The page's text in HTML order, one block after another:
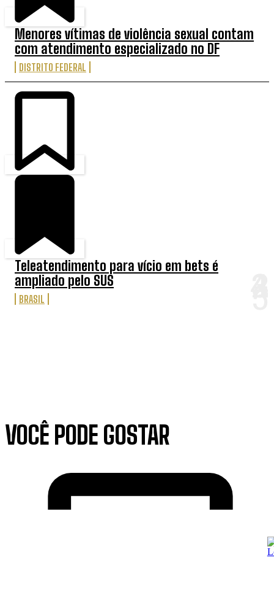
Menores vítimas de violência sexual contam
com atendimento especializado no DF
DISTRITO FEDERAL
Teleatendimento para vício em bets é
ampliado pelo SUS
BRASIL
VOCÊ PODE GOSTAR